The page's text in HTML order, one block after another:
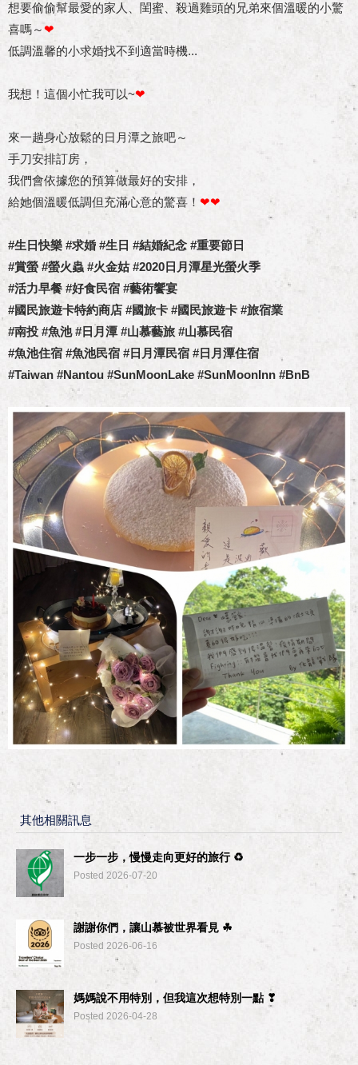
想要偷偷幫最愛的家人、閨蜜、殺過雞頭的兄弟來個溫暖的小驚
喜嗎～❤
低調溫馨的小求婚找不到適當時機...
我想！這個小忙我可以~❤
來一趟身心放鬆的日月潭之旅吧～
手刀安排訂房，
我們會依據您的預算做最好的安排，
給她個溫暖低調但充滿心意的驚喜！ ❤❤
#生日快樂 #求婚 #生日 #結婚紀念 #重要節日
#賞螢 #螢火蟲 #火金姑 #2020日月潭星光螢火季
#活力早餐 #好食民宿 #藝術饗宴
#國民旅遊卡特約商店 #國旅卡 #國民旅遊卡 #旅宿業
#南投 #魚池 #日月潭 #山慕藝旅 #山慕民宿
#魚池住宿 #魚池民宿 #日月潭民宿 #日月潭住宿
#Taiwan #Nantou #SunMoonLake #SunMoonInn #BnB
其他相關訊息
一步一步，慢慢走向更好的旅行 ♻︎
Posted 2026-07-20
謝謝你們，讓山慕被世界看見 ☘︎
Posted 2026-06-16
媽媽說不用特別，但我這次想特別一點 ❣
Posted 2026-04-28